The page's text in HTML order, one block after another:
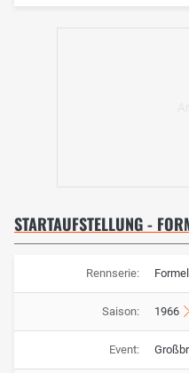
STARTAUFSTELLUNG -
Rennserie:
Saison: 1966
Event: